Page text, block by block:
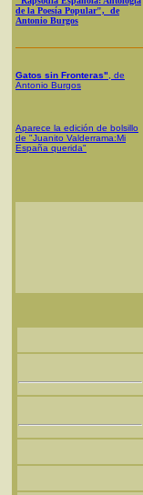
de la Poesía Popular", de
Antonio Burgos
Gatos sin Fronteras" , de
Antonio Burgos
Aparece la edición de bolsillo
de "Juanito Valderrama:Mi
España querida"